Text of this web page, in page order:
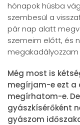
hónapok húsba
szembesül a
pár nap alatt
szemeim előtt, és
Még most is
megírjam-e ezt a
megírhatom-e.
gyászkísérőként
gyászom